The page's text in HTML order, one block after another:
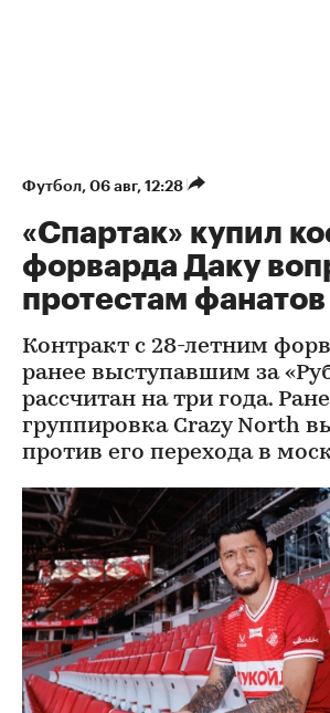
Футбол⁠, 06 авг, 12:28
«Спартак» купил
форварда Даку
протестам фанатов
Контракт с 28-летним
ранее выступавшим за
рассчитан на три года.
группировка Crazy North
против его перехода в